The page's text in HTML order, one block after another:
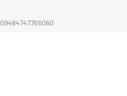
09484747766060